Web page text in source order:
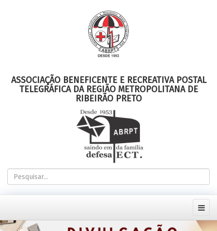
ASSOCIAÇÃO BENEFICENTE E RECREATIVA POSTAL
TELEGRÁFICA DA REGIÃO METROPOLITANA DE
RIBEIRÃO PRETO